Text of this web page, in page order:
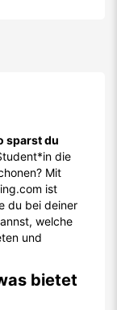
sparst du
die
Mit
ist
du bei deiner
welche
und
bietet